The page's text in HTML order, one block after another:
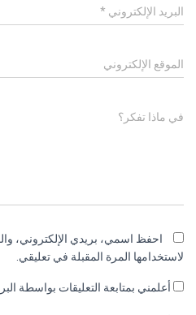
البريد الإلكتروني *
الموقع الإلكتروني
في ماذا تفكر؟
احفظ اسمي، بريدي الإلكتروني،
لاستخدامها المرة المقبلة في تعليقي.
أعلمني بمتابعة التعليقات بواسطة